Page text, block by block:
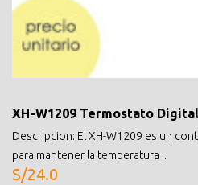
XH-W1209 Termostato
Descripcion: El XH-W1209 es un
para mantener la temperatura ..
S/24.0